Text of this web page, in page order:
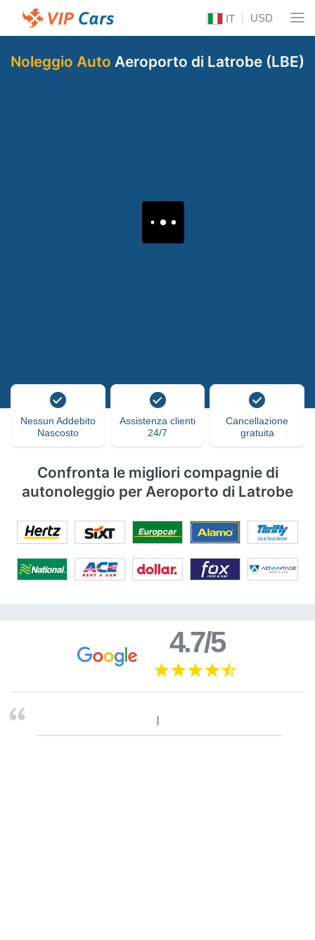
IT USD
Noleggio Auto Aeroporto di Latrobe (LBE)
Nessun Addebito
Nascosto
Assistenza clienti
24/7
Cancellazione
gratuita
Confronta le migliori compagnie di
autonoleggio per Aeroporto di Latrobe
4.7/5